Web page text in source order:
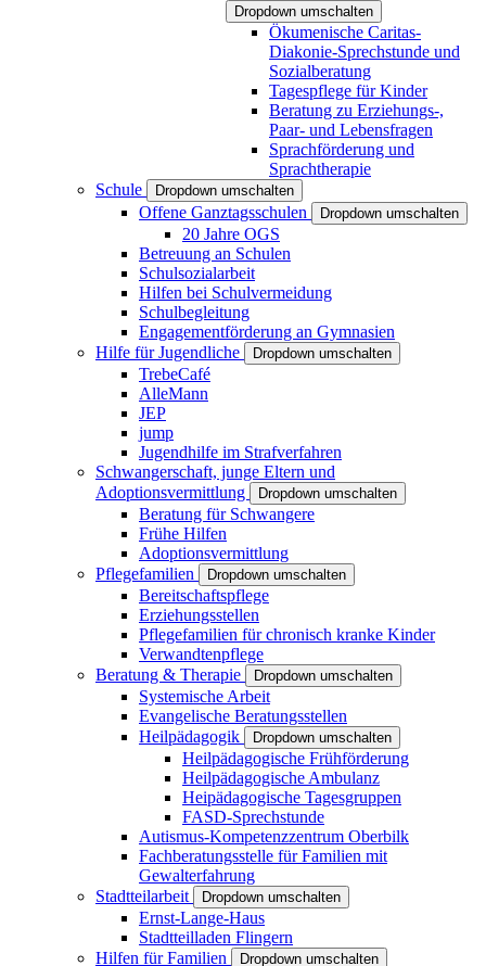
Dropdown umschalten
Ökumenische Caritas-
Diakonie-Sprechstunde und
Sozialberatung
Tagespflege für Kinder
Beratung zu Erziehungs-,
Paar- und Lebensfragen
Sprachförderung und
Sprachtherapie
Schule
Dropdown umschalten
Offene Ganztagsschulen Dropdown umschalten
20 Jahre OGS
Betreuung an Schulen
Schulsozialarbeit
Hilfen bei Schulvermeidung
Schulbegleitung
Engagementförderung an Gymnasien
Hilfe für Jugendliche
Dropdown umschalten
TrebeCafé
AlleMann
JEP
jump
Jugendhilfe im Strafverfahren
Schwangerschaft, junge Eltern und
Adoptionsvermittlung
Dropdown umschalten
Beratung für Schwangere
Frühe Hilfen
Adoptionsvermittlung
Pflegefamilien
Dropdown umschalten
Bereitschaftspflege
Erziehungsstellen
Pflegefamilien für chronisch kranke Kinder
Verwandtenpflege
Beratung & Therapie
Dropdown umschalten
Systemische Arbeit
Evangelische Beratungsstellen
Heilpädagogik
Dropdown umschalten
Heilpädagogische Frühförderung
Heilpädagogische Ambulanz
Heipädagogische Tagesgruppen
FASD-Sprechstunde
Autismus-Kompetenzzentrum Oberbilk
Fachberatungsstelle für Familien mit
Gewalterfahrung
Stadtteilarbeit
Dropdown umschalten
Ernst-Lange-Haus
Stadtteilladen Flingern
Hilfen für Familien
Dropdown umschalten